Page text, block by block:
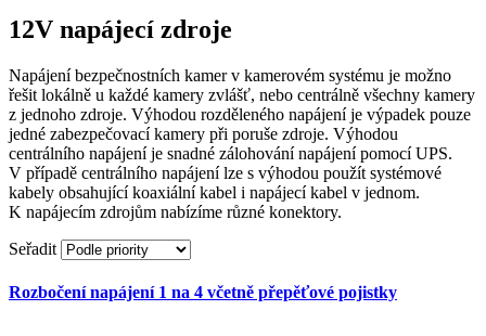
12V napájecí zdroje
Napájení bezpečnostních kamer v kamerovém systému je možno
řešit lokálně u každé kamery zvlášť, nebo centrálně všechny kamery
z jednoho zdroje. Výhodou rozděleného napájení je výpadek pouze
jedné zabezpečovací kamery při poruše zdroje. Výhodou
centrálního napájení je snadné zálohování napájení pomocí UPS.
V případě centrálního napájení lze s výhodou použít systémové
kabely obsahující koaxiální kabel i napájecí kabel v jednom.
K napájecím zdrojům nabízíme různé konektory.
Seřadit
Rozbočení napájení 1 na 4 včetně přepěťové pojistky